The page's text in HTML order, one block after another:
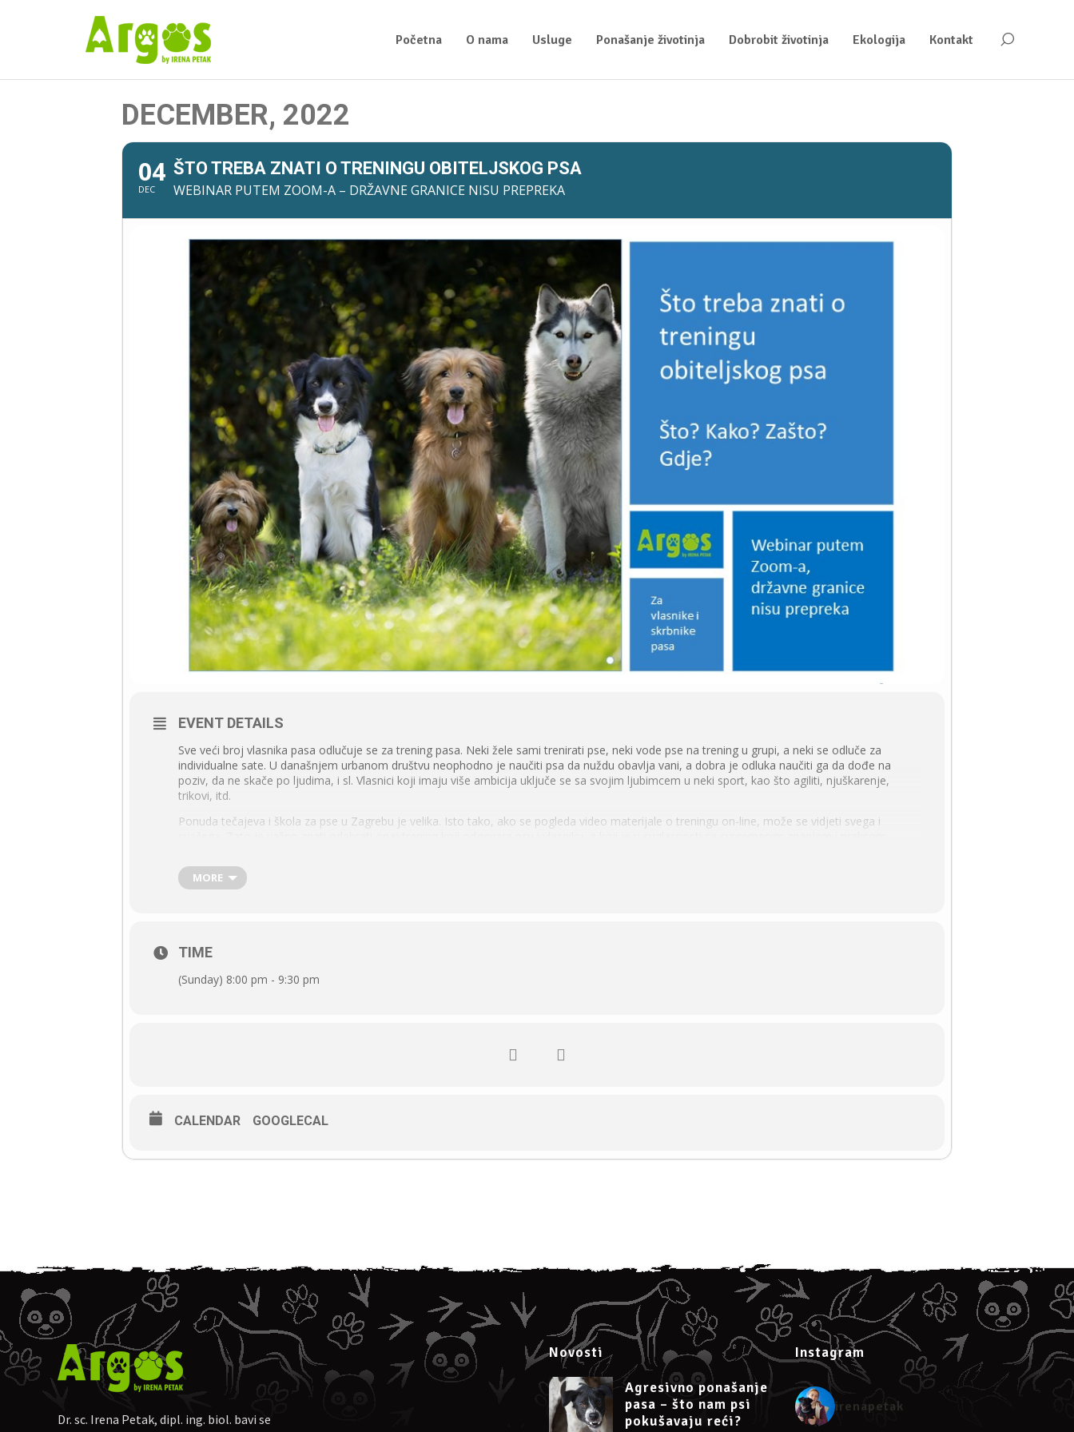
Početna O nama Usluge Ponašanje životinja Dobrobit životinja Ekologija Kontakt
DECEMBER, 2022
04
DEC
ŠTO TREBA ZNATI O TRENINGU OBITELJSKOG PSA
WEBINAR PUTEM ZOOM-A – DRŽAVNE GRANICE NISU PREPREKA
EVENT DETAILS
Sve veći broj vlasnika pasa odlučuje se za trening pasa. Neki žele sami trenirati pse, neki vode pse na trening u grupi, a neki se odluče za
individualne sate. U današnjem urbanom društvu neophodno je naučiti psa da nuždu obavlja vani, a dobra je odluka naučiti ga da dođe na
poziv, da ne skače po ljudima, i sl. Vlasnici koji imaju više ambicija uključe se sa svojim ljubimcem u neki sport, kao što agiliti, njuškarenje,
trikovi, itd.
Ponuda tečajeva i škola za pse u Zagrebu je velika. Isto tako, ako se pogleda video materijale o treningu on-line, može se vidjeti svega i
zakonodavstvo o dobrobiti životinja i opasnim psima, utjecali su na metodologiju treninga. Ispravnim odabirom metoda treninga moguće je
postići da psi uče brzo i trajno, uz igru, bez posljedica na zdravlje, uz izgrađivanje odnosa sa vlasnikom i bez stvaranja problema u ponašanju.
Zašto pse trenirati
Pitanja i diskusija
Za uplatu:
HR4623600001102710189, obrt Argos, vl. Irena Petak.
Ako nekome više odgovara, moguća uplata na
Molim naznačiti: „Što treba znati o treningu obiteljskog psa 4. 12. 2022“, te pošaljite potvrdu o uplati na e-mail
dr.sc.irena.petak@gmail.com
Nakon toga primit ćete na e-mail link za uključivanje na Zoom.
Napomena: sudjelovanje na webinaru može se otkazati najkasnije 24 sata prije početka.
Više informacija na Facebook eventu:
MORE
TIME
(Sunday) 8:00 pm - 9:30 pm
CALENDAR GOOGLECAL
Dr. sc. Irena Petak, dipl. ing. biol. bavi se
Novosti
Agresivno ponašanje
pasa – što nam psi
pokušavaju reći?
Instagram
irenapetak